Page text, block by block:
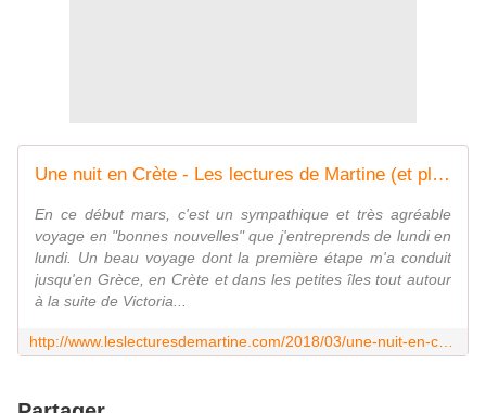
Une nuit en Crète - Les lectures de Martine (et plus)
En ce début mars, c'est un sympathique et très agréable
voyage en "bonnes nouvelles" que j'entreprends de lundi en
lundi. Un beau voyage dont la première étape m'a conduit
jusqu'en Grèce, en Crète et dans les petites îles tout autour
à la suite de Victoria...